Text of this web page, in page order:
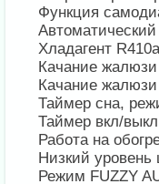
Функция
Автоматический
Хладагент
Качание
Качание
Таймер сна,
Таймер вкл/выкл
Работа на
Низкий
Режим FUZZY